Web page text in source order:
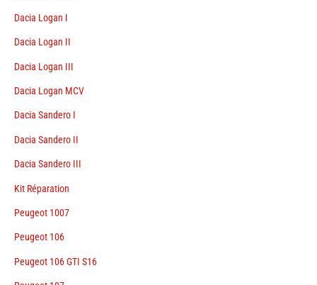
Dacia Logan I
Dacia Logan II
Dacia Logan III
Dacia Logan MCV
Dacia Sandero I
Dacia Sandero II
Dacia Sandero III
Kit Réparation
Peugeot 1007
Peugeot 106
Peugeot 106 GTI S16